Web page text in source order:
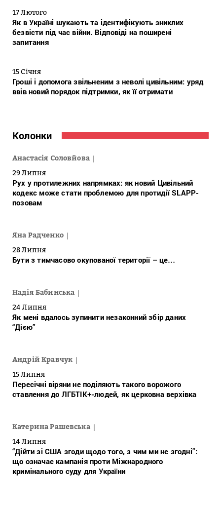
17 Лютого
Як в Україні шукають та ідентифікують зниклих
безвісти під час війни. Відповіді на поширені
запитання
15 Січня
Гроші і допомога звільненим з неволі цивільним: уряд
ввів новий порядок підтримки, як її отримати
Колонки
Анастасія Соловйова
29 Липня
Рух у протилежних напрямках: як новий Цивільний
кодекс може стати проблемою для протидії SLAPP-
позовам
Яна Радченко
28 Липня
Бути з тимчасово окупованої території – це…
Надія Бабинська
24 Липня
Як мені вдалось зупинити незаконний збір даних
“Дією”
Андрій Кравчук
15 Липня
Пересічні віряни не поділяють такого ворожого
ставлення до ЛГБТІК+-людей, як церковна верхівка
Катерина Рашевська
14 Липня
“Дійти зі США згоди щодо того, з чим ми не згодні”:
що означає кампанія проти Міжнародного
кримінального суду для України